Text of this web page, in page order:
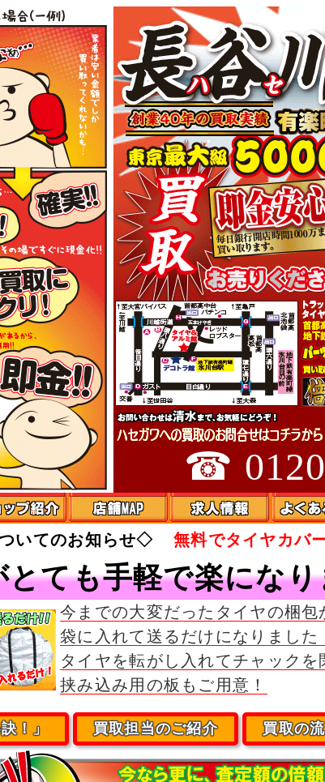
☎
いてのお知らせ◇ 無料でタイヤカバ
ても手軽で楽にな
今までの大変だったタイヤの梱包
袋に入れて送るだけになりました
タイヤを転がし入れてチャックを
挟み込み用の板もご用意！
！」 買取担当のご紹介 買取の